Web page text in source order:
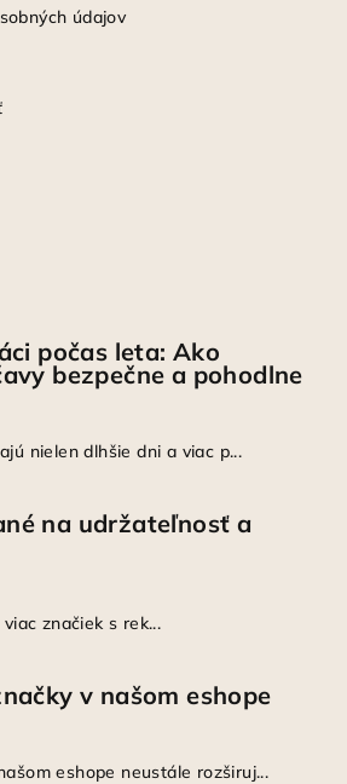
údajov
počas leta: Ako
bezpečne a pohodlne
nielen dlhšie dni a viac p...
na udržateľnosť a
značiek s rek...
v našom eshope
eshope neustále rozširuj...